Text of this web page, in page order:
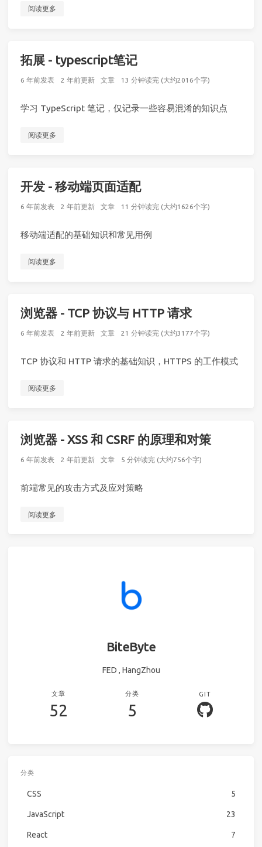
阅读更多
拓展 - typescript笔记
6 年前发表 2 年前更新 文章 13 分钟读完 (大约2016个字)
学习 TypeScript 笔记，仅记录一些容易混淆的知识点
阅读更多
开发 - 移动端页面适配
6 年前发表 2 年前更新 文章 11 分钟读完 (大约1626个字)
移动端适配的基础知识和常见用例
阅读更多
浏览器 - TCP 协议与 HTTP 请求
6 年前发表 2 年前更新 文章 21 分钟读完 (大约3177个字)
TCP 协议和 HTTP 请求的基础知识，HTTPS 的工作模式
阅读更多
浏览器 - XSS 和 CSRF 的原理和对策
6 年前发表 2 年前更新 文章 5 分钟读完 (大约756个字)
前端常见的攻击方式及应对策略
阅读更多
BiteByte
FED , HangZhou
文章
52
分类
5
GIT
分类
CSS 5
JavaScript 23
React 7